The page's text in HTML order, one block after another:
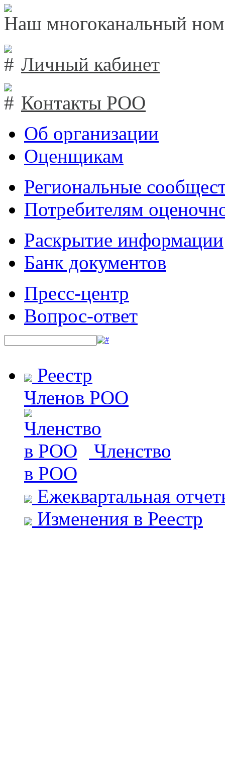
Наш многоканальный
Личный кабинет
Контакты РОО
Об организации
Оценщикам
Региональные
Потребителям
Раскрытие информации
Банк документов
Пресс-центр
Вопрос-ответ
Реестр
Членов РОО
Членство
в РОО
Ежеквартальная
Изменения в Реестр